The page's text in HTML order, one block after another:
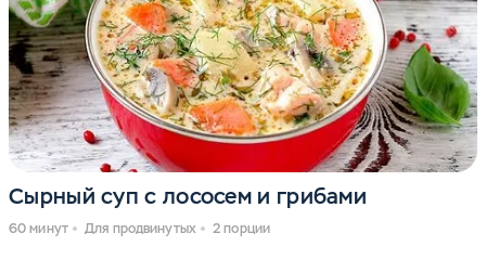
Сырный суп с лососем и грибами
60 минут Для продвинутых 2 порции